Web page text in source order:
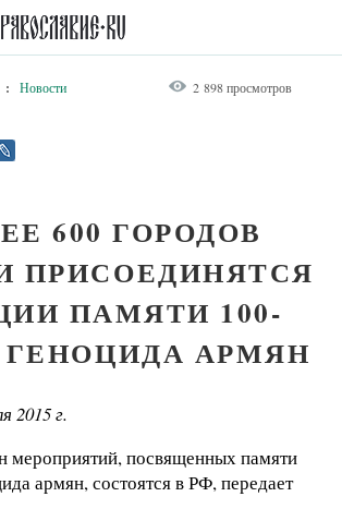
: Новости 2 898 просмотров
600 ГОРОДОВ
ПРИСОЕДИНЯТСЯ
ПАМЯТИ 100-
АРМЯН
2015 г.
мероприятий, посвященных памяти
армян, состоятся в РФ, передает